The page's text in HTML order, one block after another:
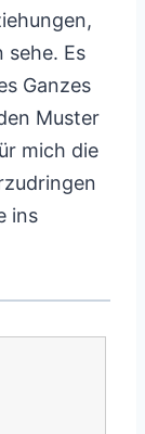
sehe. Es
Ganzes
Muster
mich die
ins